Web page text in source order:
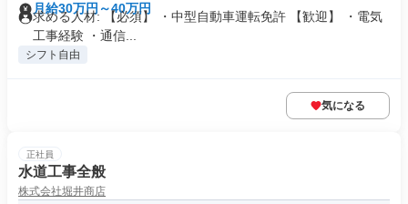
月給30万円～40万円
求める人材: 【必須】 ・中型自動車運転免許 【歓迎】 ・電気
工事経験 ・通信...
シフト自由
気になる
正社員
水道工事全般
株式会社堀井商店